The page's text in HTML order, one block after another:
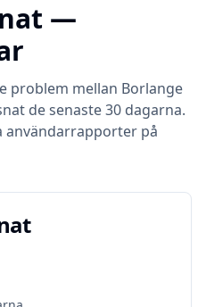
—
problem mellan Borlange
de senaste 30 dagarna.
på